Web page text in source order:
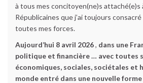
à tous mes concitoyen(ne)s attaché(e)s
Républicaines que j’ai toujours
toutes mes forces.
Aujourd’hui 8 avril 2026, dans une
politique et financière … avec toutes
économiques, sociales, sociétales et
monde entré dans une nouvelle